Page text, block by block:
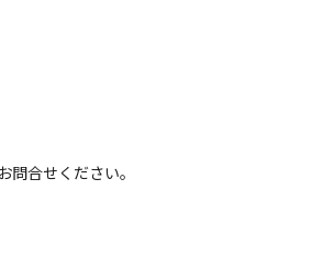
合せください。